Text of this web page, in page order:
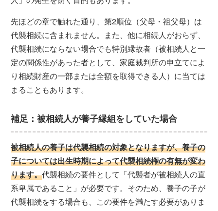
先ほどの章で触れた通り、第2順位（父母・祖父母）は
代襲相続に含まれません。また、他に相続人がおらず、
代襲相続にならない場合でも特別縁故者（被相続人と一
定の関係性があった者として、家庭裁判所の申立てによ
り相続財産の一部または全額を取得できる人）に当ては
まることもあります。
補足：被相続人が養子縁組をしていた場合
被相続人の養子は代襲相続の対象となりますが、養子の
子については出生時期によって代襲相続権の有無が変わ
ります。代襲相続の要件として「代襲者が被相続人の直
系卑属であること」が必要です。そのため、養子の子が
代襲相続をする場合も、この要件を満たす必要がありま